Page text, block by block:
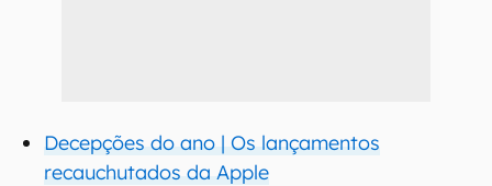
Decepções do ano | Os lançamentos
recauchutados da Apple